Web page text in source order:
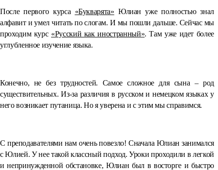
После первого курса «Букварята» Юлиан уже полностью знал
алфавит и умел читать по слогам. И мы пошли дальше. Сейчас мы
проходим курс «Русский как иностранный». Там уже идет более
углубленное изучение языка.
Конечно, не без трудностей. Самое сложное для сына – род
существительных. Из-за различия в русском и немецком языках у
него возникает путаница. Но я уверена и с этим мы справимся.
С преподавателями нам очень повезло! Сначала Юлиан занимался
с Юлией. У нее такой классный подход. Уроки проходили в легкой
и непринужденной обстановке, Юлиан был в восторге и быстро